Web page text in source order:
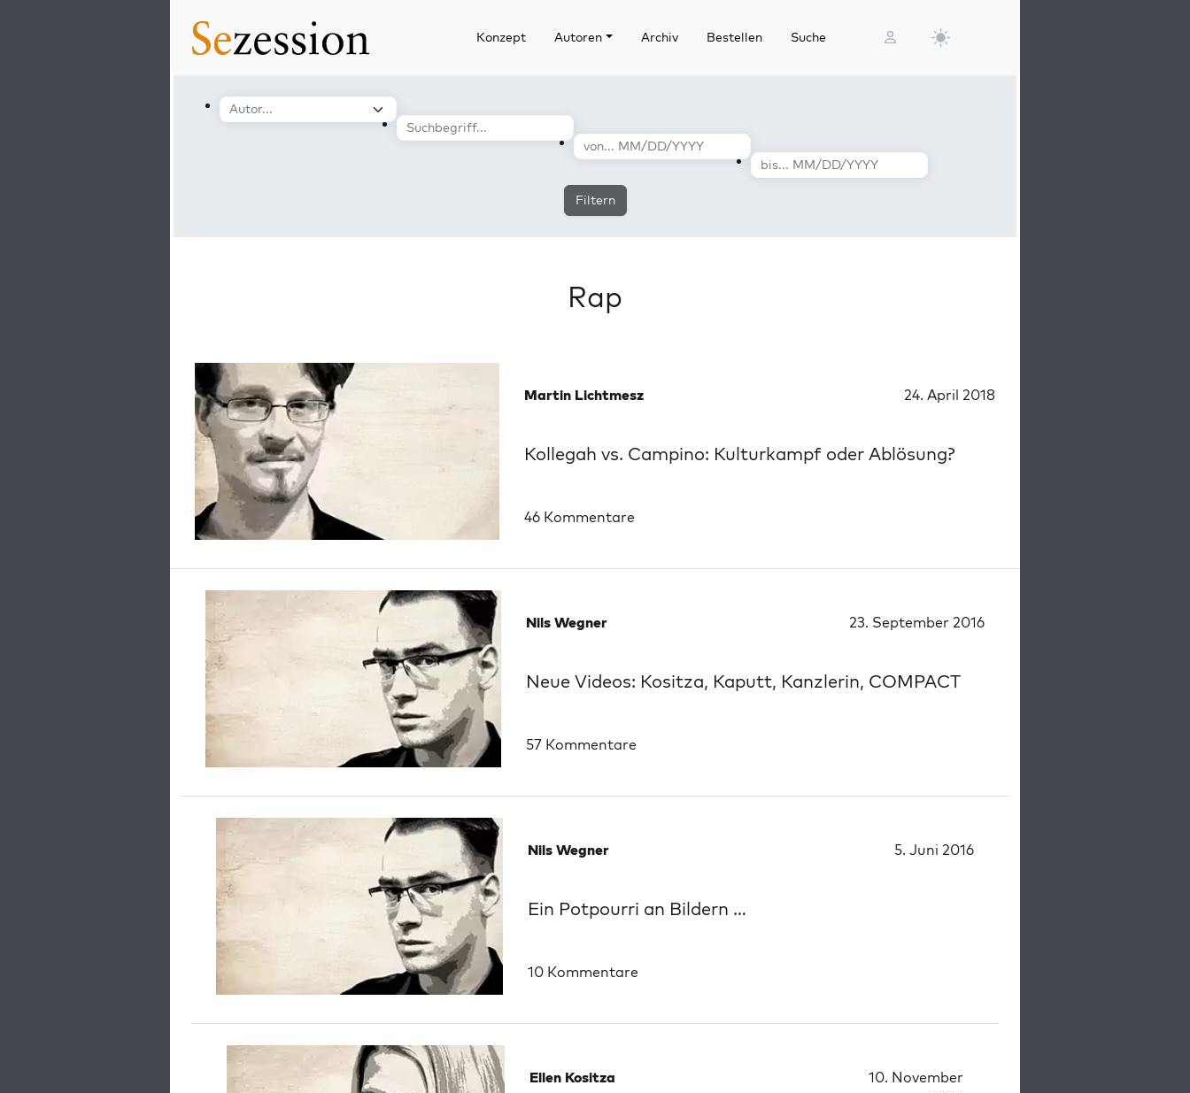
Konzept Autoren Archiv Bestellen Suche
Filtern
Rap
Martin Lichtmesz 24. April 2018
Kollegah vs. Campino: Kulturkampf oder Ablösung?
46 Kommentare
Nils Wegner 23. September 2016
Neue Videos: Kositza, Kaputt, Kanzlerin, COMPACT
57 Kommentare
Nils Wegner 5. Juni 2016
Ein Potpourri an Bildern …
10 Kommentare
Ellen Kositza
10. November